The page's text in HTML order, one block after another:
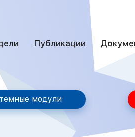
Публикации
модули